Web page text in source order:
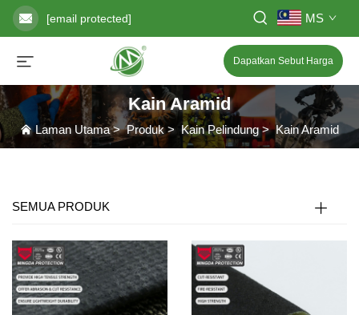
[email protected] MS
Dapatkan Sebut Harga
Kain Aramid
Laman Utama>Produk> Kain Pelindung>Kain Aramid
SEMUA PRODUK